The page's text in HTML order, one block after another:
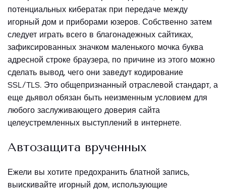
потенциальных кибератак при передаче между
игорный дом и приборами юзеров. Собственно затем
следует играть всего в благонадежных сайтиках,
зафиксированных значком маленького мочка буква
адресной строке браузера, по причине из этого можно
сделать вывод, чего они заведут кодирование
SSL/TLS. Это общепризнанный отраслевой стандарт, а
еще дьявол обязан быть неизменным условием для
любого заслуживающего доверия сайта
целеустремленных выступлений в интернете.
Автозащита врученных
Ежели вы хотите предохранить блатной запись,
выискивайте игорный дом, использующие